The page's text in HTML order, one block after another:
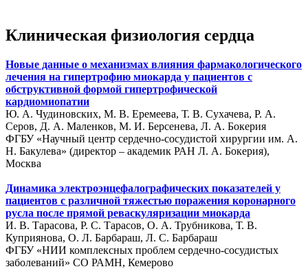
Клиническая физиология сердца
Новые данные о механизмах влияния фармакологического
лечения на гипертрофию миокарда у пациентов с
обструктивной формой гипертрофической
кардиомиопатии
Ю. А. Чудиновских, М. В. Еремеева, Т. В. Сухачева, Р. А.
Серов, Д. А. Маленков, М. И. Берсенева, Л. А. Бокерия
ФГБУ «Научный центр сердечно-сосудистой хирургии им. А.
Н. Бакулева» (директор – академик РАН Л. А. Бокерия),
Москва
Динамика электроэнцефалографических показателей у
пациентов с различной тяжестью поражения коронарного
русла после прямой реваскуляризации миокарда
И. В. Тарасова, Р. С. Тарасов, О. А. Трубникова, Т. В.
Куприянова, О. Л. Барбараш, Л. С. Барбараш
ФГБУ «НИИ комплексных проблем сердечно-сосудистых
заболеваний» СО РАМН, Кемерово